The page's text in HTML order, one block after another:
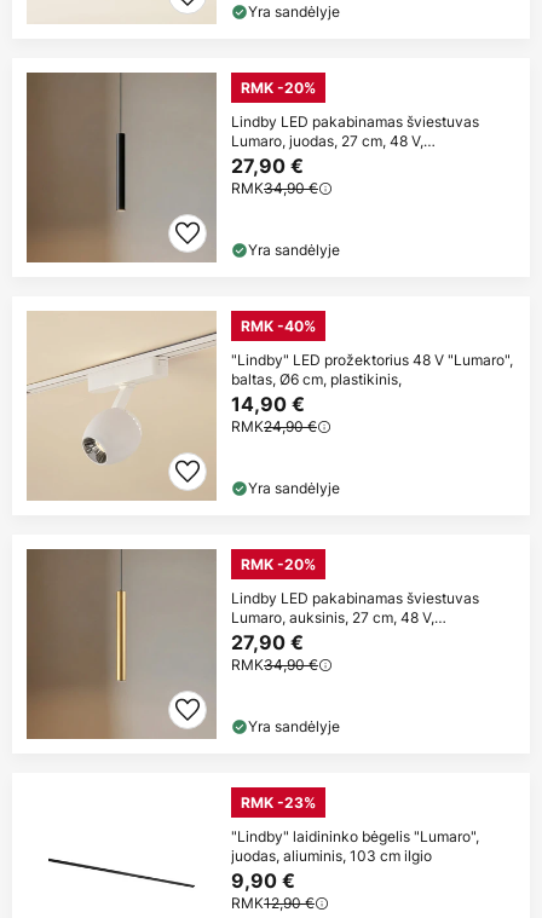
Yra sandėlyje
RMK -20%
Lindby LED pakabinamas šviestuvas
Lumaro, juodas, 27 cm, 48 V,
reguliuojamas
27,90 €
RMK34,90 €
Yra sandėlyje
RMK -40%
"Lindby" LED prožektorius 48 V "Lumaro",
baltas, Ø6 cm, plastikinis,
14,90 €
RMK24,90 €
Yra sandėlyje
RMK -20%
Lindby LED pakabinamas šviestuvas
Lumaro, auksinis, 27 cm, 48 V,
reguliuojamas
27,90 €
RMK34,90 €
Yra sandėlyje
RMK -23%
"Lindby" laidininko bėgelis "Lumaro",
juodas, aliuminis, 103 cm ilgio
9,90 €
RMK12,90 €